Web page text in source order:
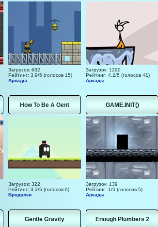
Загрузок: 632
Рейтинг: 3.9/5 (голосов 15)
Аркады
Загрузок: 1290
Рейтинг: 4.2/5 (голосов 41)
Аркады
How To Be A Gent
Загрузок: 322
Рейтинг: 3.3/5 (голосов 6)
Бродилки
GAME.INIT()
Загрузок: 139
Рейтинг: 1/5 (голосов 5)
Аркады
Gentle Gravity Enough Plumbers 2